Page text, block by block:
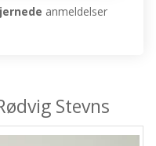
anmeldelser
Stevns